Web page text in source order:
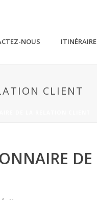
NOUS ITINÉRAIRE
CLIENT
DE